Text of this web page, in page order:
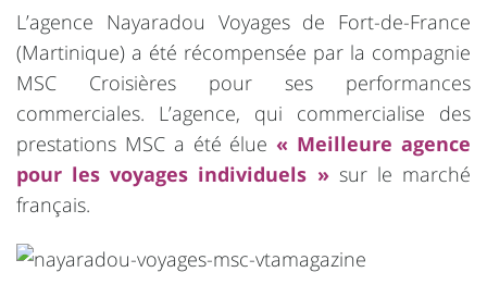
L’agence Nayaradou Voyages de Fort-de-France
(Martinique) a été récompensée par la compagnie
MSC Croisières pour ses performances
commerciales. L’agence, qui commercialise des
prestations MSC a été élue « Meilleure agence
pour les voyages individuels »sur le marché
français.